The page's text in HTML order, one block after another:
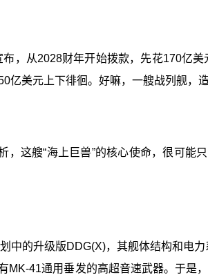
，从2028财年开始拨款，先花170亿
亿美元上下徘徊。好嘛，一艘战列舰，
这艘“海上巨兽”的核心使命，很可能
中的升级版DDG(X)，其舰体结构和电
41通用垂发的高超音速武器。于是